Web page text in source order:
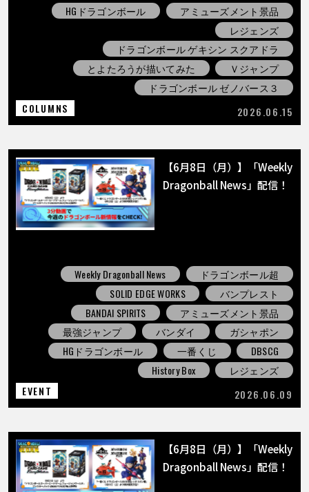
HGドラゴンボール
アミューズメント景品
レジェンズ
ドラゴンボール ゲキシン スクアドラ
とよたろうが描いてみた
Ｖジャンプ
ドラゴンボール ゼノバース３
COLUMNS
2026.06.15
【6月8日（月）】「Weekly
Dragonball News」配信！
Weekly Dragonball News
ドラゴンボール超
SOLID EDGE WORKS
バンプレスト
BANDAI SPIRITS
アミューズメント景品
最強ジャンプ
バンダイ
ガシャポン
HGドラゴンボール
一番くじ
DBSCG
History Box
レジェンズ
EVENT
2026.06.09
【6月8日（月）】「Weekly
Dragonball News」配信！